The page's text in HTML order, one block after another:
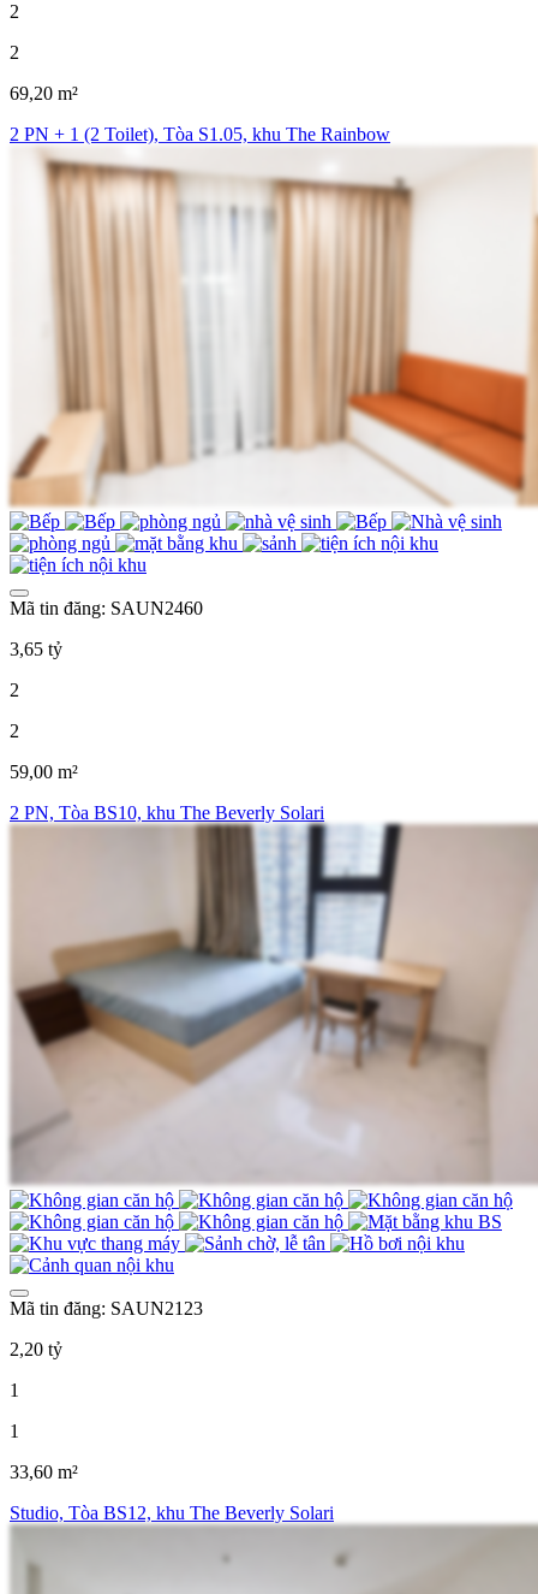
2
2
69,20 m²
2 PN + 1 (2 Toilet), Tòa S1.05, khu The Rainbow
Mã tin đăng: SAUN2460
3,65 tỷ
2
2
59,00 m²
2 PN, Tòa BS10, khu The Beverly Solari
Mã tin đăng: SAUN2123
2,20 tỷ
1
1
33,60 m²
Studio, Tòa BS12, khu The Beverly Solari